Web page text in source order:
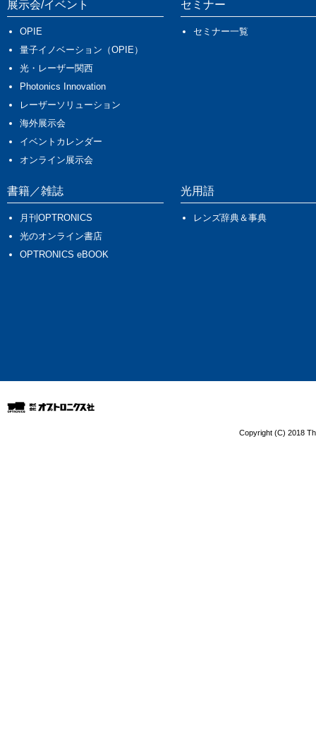
展示会/イベント
OPIE
量子イノベーション（OPIE）
光・レーザー関西
Photonics Innovation
レーザーソリューション
海外展示会
イベントカレンダー
オンライン展示会
セミナー
セミナー一覧
書籍／雑誌
月刊OPTRONICS
光のオンライン書店
OPTRONICS eBOOK
光用語
レンズ辞典＆事典
Copyright (C) 2018